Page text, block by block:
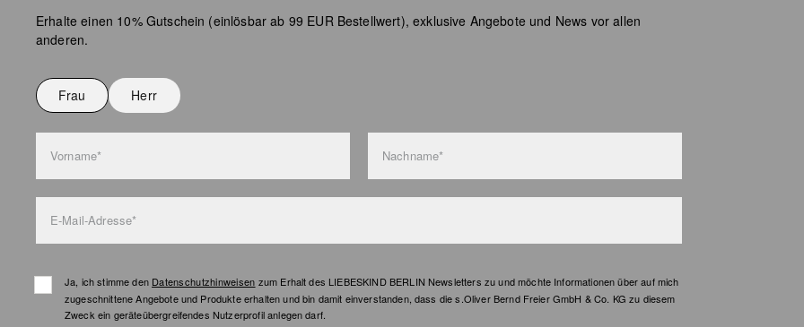
Erhalte einen 10% Gutschein (einlösbar ab 99 EUR Bestellwert), exklusive Angebote und News vor allen
anderen.
Frau Herr
Vorname* Nachname*
E-Mail-Adresse*
Ja, ich stimme den Datenschutzhinweisen zum Erhalt des LIEBESKIND BERLIN Newsletters zu und möchte Informationen über auf mich
zugeschnittene Angebote und Produkte erhalten und bin damit einverstanden, dass die s.Oliver Bernd Freier GmbH & Co. KG zu diesem
Zweck ein geräteübergreifendes Nutzerprofil anlegen darf.